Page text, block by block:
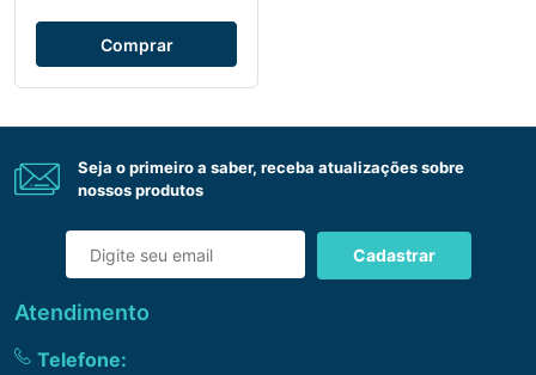
Comprar
Seja o primeiro a saber, receba atualizações sobre
nossos produtos
Cadastrar
Atendimento
Telefone: